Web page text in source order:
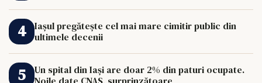
Iașul pregătește cel mai mare cimitir public din
ultimele decenii
Un spital din Iași are doar 2% din paturi ocupate.